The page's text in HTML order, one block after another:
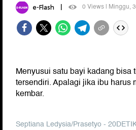
e-Flash| 0 Views | Minggu,
Menyusui satu bayi kadang bisa
tersendiri. Apalagi jika ibu harus
kembar.
Septiana Ledysia/Prasetyo -